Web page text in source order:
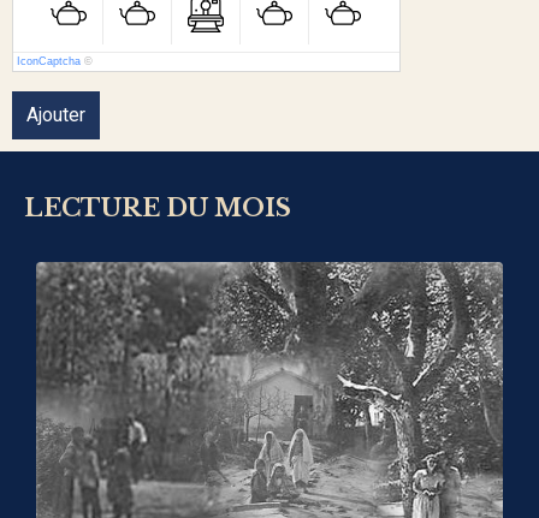
IconCaptcha ©
Ajouter
LECTURE DU MOIS